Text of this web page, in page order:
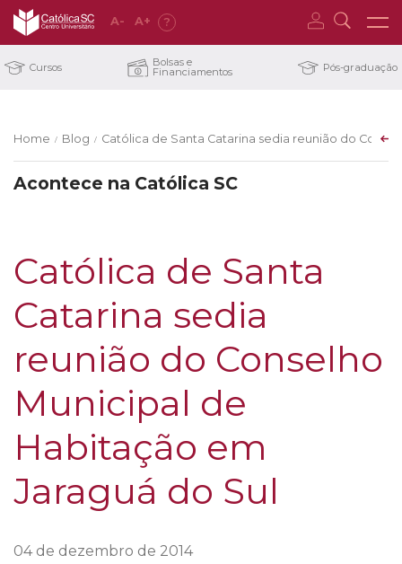
A- A+ ?
Cursos Bolsas e
Financiamentos Pós-graduação
Home / Blog / Católica de Santa Catarina sedia reunião do
Acontece na Católica SC
Católica de Santa
Catarina sedia
reunião do Conselho
Municipal de
Habitação em
Jaraguá do Sul
04 de dezembro de 2014